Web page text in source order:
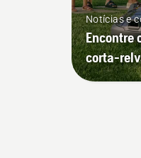
Notícias e
Encontre
corta-